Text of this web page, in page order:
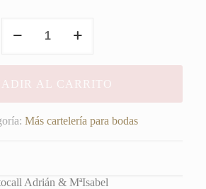
Photocall
&
MªIsabel AL CARRITO
Más cartelería para bodas
Adrián & MªIsabel